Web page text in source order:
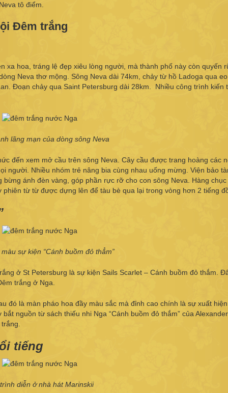
tô điểm.
Đêm trắng
xa hoa, tráng lệ đẹp xiêu lòng người, mà thành phố này còn quyến
Neva thơ mộng. Sông Neva dài 74km, chảy từ hồ Ladoga qua
Đoạn chảy qua Saint Petersburg dài 28km. Nhiều công trình kiến
lãng mạn của dòng sông Neva
đến xem mở cầu trên sông Neva. Cây cầu được trang hoàng các
người. Nhiều nhóm trẻ nâng bia cùng nhau uống mừng. Viện bảo
ánh đèn vàng, góp phần rực rỡ cho con sông Neva. Hàng chục
từ từ được dựng lên để tàu bè qua lại trong vòng hơn 2 tiếng
sự kiện “Cánh buồm đỏ thẳm”
ở St Petersburg là sự kiện Sails Scarlet – Cánh buồm đỏ thắm.
trắng ở Nga.
đó là màn pháo hoa đầy màu sắc mà đỉnh cao chính là sự xuất
nguồn từ sách thiếu nhi Nga “Cánh buồm đỏ thắm” của
tiếng
diễn ở nhà hát Marinskii